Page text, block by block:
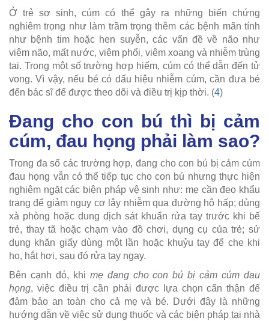
Ở trẻ sơ sinh, cúm có thể gây ra những biến chứng
nghiêm trọng như làm trầm trọng thêm các bệnh mãn tính
như bệnh tim hoặc hen suyễn, các vấn đề về não như
viêm não, mất nước, viêm phổi, viêm xoang và nhiễm trùng
tai. Trong một số trường hợp hiếm, cúm có thể dẫn đến tử
vong. Vì vậy, nếu bé có dấu hiệu nhiễm cúm, cần đưa bé
đến bác sĩ để được theo dõi và điều trị kịp thời. (4)
Đang cho con bú thì bị cảm
cúm, đau họng phải làm sao?
Trong đa số các trường hợp, đang cho con bú bị cảm cúm
đau họng vẫn có thể tiếp tục cho con bú nhưng thực hiện
nghiêm ngặt các biện pháp vệ sinh như: mẹ cần đeo khẩu
trang để giảm nguy cơ lây nhiễm qua đường hô hấp; dùng
xà phòng hoặc dung dịch sát khuẩn rửa tay trước khi bế
trẻ, thay tã hoặc chạm vào đồ chơi, dụng cụ của trẻ; sử
dụng khăn giấy dùng một lần hoặc khuỷu tay để che khi
ho, hắt hơi, sau đó rửa tay ngay.
Bên cạnh đó, khi mẹ đang cho con bú bị cảm cúm đau
họng, việc điều trị cần phải được lựa chọn cẩn thận để
đảm bảo an toàn cho cả mẹ và bé. Dưới đây là những
hướng dẫn về việc sử dụng thuốc và các biện pháp tại nhà